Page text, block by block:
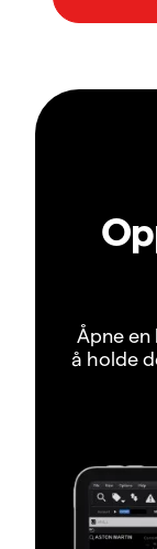
Åpne
å holde